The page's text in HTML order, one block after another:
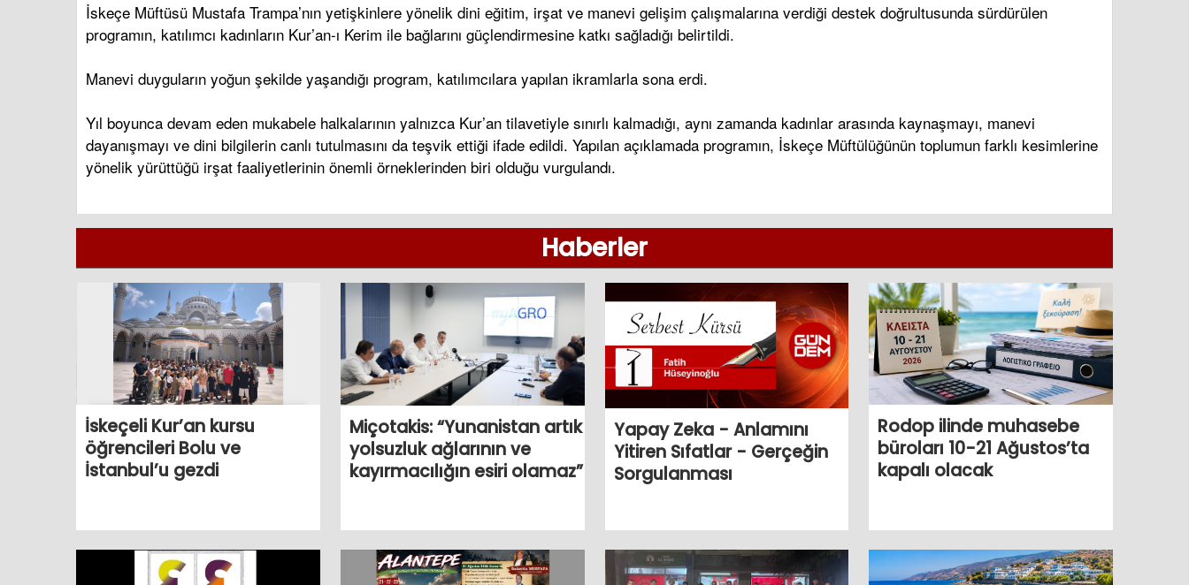
İskeçe Müftüsü Mustafa Trampa’nın yetişkinlere yönelik dini eğitim, irşat ve manevi gelişim çalışmalarına verdiği destek doğrultusunda sürdürülen
programın, katılımcı kadınların Kur’an-ı Kerim ile bağlarını güçlendirmesine katkı sağladığı belirtildi.
Manevi duyguların yoğun şekilde yaşandığı program, katılımcılara yapılan ikramlarla sona erdi.
Yıl boyunca devam eden mukabele halkalarının yalnızca Kur’an tilavetiyle sınırlı kalmadığı, aynı zamanda kadınlar arasında kaynaşmayı, manevi
dayanışmayı ve dini bilgilerin canlı tutulmasını da teşvik ettiği ifade edildi. Yapılan açıklamada programın, İskeçe Müftülüğünün toplumun farklı kesimlerine
yönelik yürüttüğü irşat faaliyetlerinin önemli örneklerinden biri olduğu vurgulandı.
Haberler
İskeçeli Kur’an kursu
öğrencileri Bolu ve
İstanbul’u gezdi
Miçotakis: “Yunanistan artık
yolsuzluk ağlarının ve
kayırmacılığın esiri olamaz”
Yapay Zeka - Anlamını
Yitiren Sıfatlar - Gerçeğin
Sorgulanması
Rodop ilinde muhasebe
büroları 10-21 Ağustos’ta
kapalı olacak